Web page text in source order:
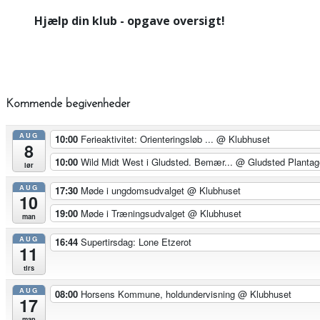
Hjælp din klub - opgave oversigt!
Kommende begivenheder
AUG
8
lør
10:00 Ferieaktivitet: Orienteringsløb ... @ Klubhuset
10:00 Wild Midt West i Gludsted. Bemær... @ Gludsted
AUG
10
man
17:30 Møde i ungdomsudvalget @ Klubhuset
19:00 Møde i Træningsudvalget @ Klubhuset
AUG
11
tirs
16:44 Supertirsdag: Lone Etzerot
AUG
17
08:00 Horsens Kommune, holdundervisning @ Klubhuset